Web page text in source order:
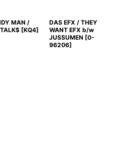
MAN /
[KQ4]
DAS EFX / THEY
WANT EFX b/w
JUSSUMEN [0-
96206]